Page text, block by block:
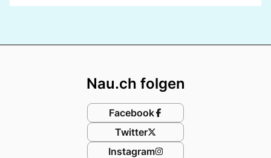
Nau.ch folgen
Facebook
Twitter
Instagram